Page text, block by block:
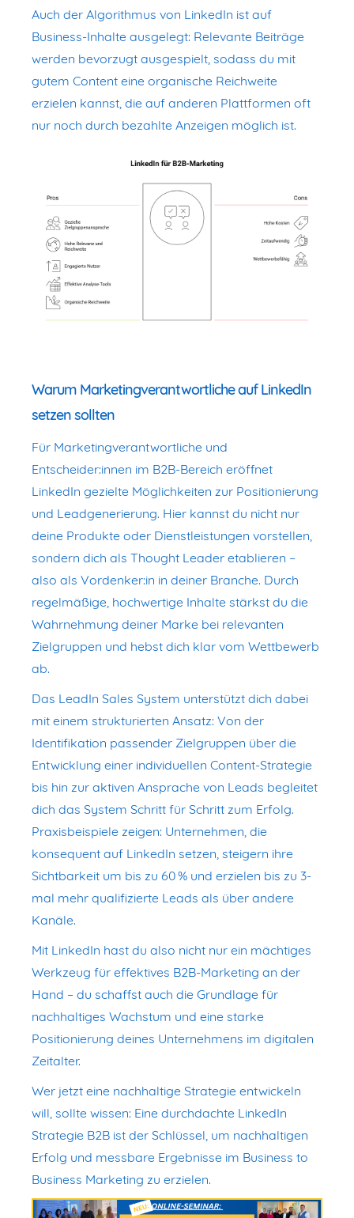
Auch der Algorithmus von LinkedIn ist auf
Business-Inhalte ausgelegt: Relevante Beiträge
werden bevorzugt ausgespielt, sodass du mit
gutem Content eine organische Reichweite
erzielen kannst, die auf anderen Plattformen oft
nur noch durch bezahlte Anzeigen möglich ist.
Warum Marketingverantwortliche auf LinkedIn
setzen sollten
Für Marketingverantwortliche und
Entscheider:innen im B2B-Bereich eröffnet
LinkedIn gezielte Möglichkeiten zur Positionierung
und Leadgenerierung. Hier kannst du nicht nur
deine Produkte oder Dienstleistungen vorstellen,
sondern dich als Thought Leader etablieren –
also als Vordenker:in in deiner Branche. Durch
regelmäßige, hochwertige Inhalte stärkst du die
Wahrnehmung deiner Marke bei relevanten
Zielgruppen und hebst dich klar vom Wettbewerb
ab.
Das LeadIn Sales System unterstützt dich dabei
mit einem strukturierten Ansatz: Von der
Identifikation passender Zielgruppen über die
Entwicklung einer individuellen Content-Strategie
bis hin zur aktiven Ansprache von Leads begleitet
dich das System Schritt für Schritt zum Erfolg.
Praxisbeispiele zeigen: Unternehmen, die
konsequent auf LinkedIn setzen, steigern ihre
Sichtbarkeit um bis zu 60 % und erzielen bis zu 3-
mal mehr qualifizierte Leads als über andere
Kanäle.
Mit LinkedIn hast du also nicht nur ein mächtiges
Werkzeug für effektives B2B-Marketing an der
Hand – du schaffst auch die Grundlage für
nachhaltiges Wachstum und eine starke
Positionierung deines Unternehmens im digitalen
Zeitalter.
Wer jetzt eine nachhaltige Strategie entwickeln
will, sollte wissen: Eine durchdachte LinkedIn
Strategie B2B ist der Schlüssel, um nachhaltigen
Erfolg und messbare Ergebnisse im Business to
Business Marketing zu erzielen.